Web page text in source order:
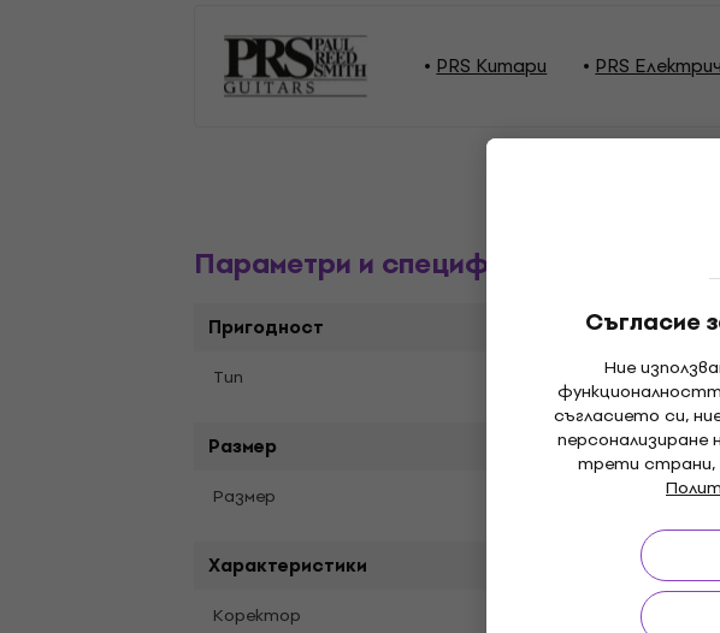
Съгласие
Ние
съгласието си,
персонализиране
трети страни,
PRS Китари PRS
Параметри и спецификации
Пригодност
Tип ST-Model
Размер
Pазмер
Характеристики
Kоректор Tone (2 x)